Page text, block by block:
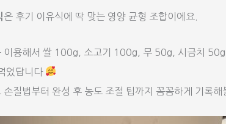
은 후기 이유식에 딱 맞는 영양 균형 조합이에요.
이용해서 쌀 100g, 소고기 100g, 무 50g, 시금치
었답니다
질법부터 완성 후 농도 조절 팁까지 꼼꼼하게 기록해